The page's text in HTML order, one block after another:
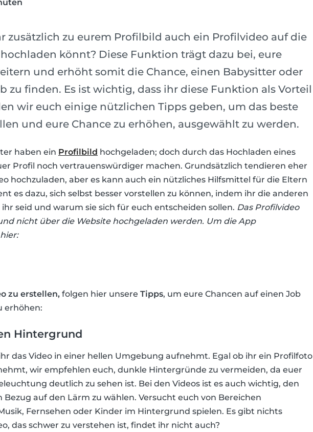
zusätzlich zu eurem Profilbild auch ein Profilvideo auf die
könnt? Diese Funktion trägt dazu bei, eure
und erhöht somit die Chance, einen Babysitter oder
zu finden. Es ist wichtig, dass ihr diese Funktion als Vorteil
wir euch einige nützlichen Tipps geben, um das beste
und eure Chance zu erhöhen, ausgewählt zu werden.
haben ein Profilbild hochgeladen; doch durch das Hochladen eines
Profil noch vertrauenswürdiger machen. Grundsätzlich tendieren eher
hochzuladen, aber es kann auch ein nützliches Hilfsmittel für die Eltern
es dazu, sich selbst besser vorstellen zu können, indem ihr die anderen
seid und warum sie sich für euch entscheiden sollen. Das Profilvideo
nicht über die Website hochgeladen werden. Um die App
zu erstellen, folgen hier unsere Tipps, um eure Chancen auf einen Job
erhöhen:
Hintergrund
das Video in einer hellen Umgebung aufnehmt. Egal ob ihr ein Profilfoto
wir empfehlen euch, dunkle Hintergründe zu vermeiden, da euer
deutlich zu sehen ist. Bei den Videos ist es auch wichtig, den
auf den Lärm zu wählen. Versucht euch von Bereichen
Fernsehen oder Kinder im Hintergrund spielen. Es gibt nichts
das schwer zu verstehen ist, findet ihr nicht auch?